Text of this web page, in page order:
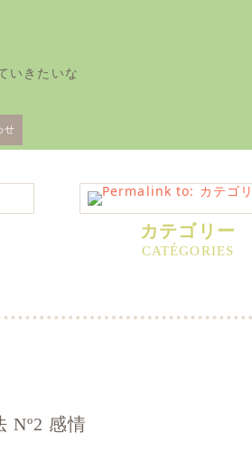
いきたいな
せ
カテゴリー
Nº2 感情